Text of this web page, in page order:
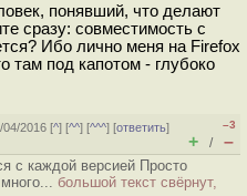
понявший, что делают
сразу: совместимость с
Ибо лично меня на Firefox
там под капотом - глубоко
04/2016 [^] [^^] [^^^] [ответить]
–3
+ / –
с каждой версией Просто
большой текст свёрнут,